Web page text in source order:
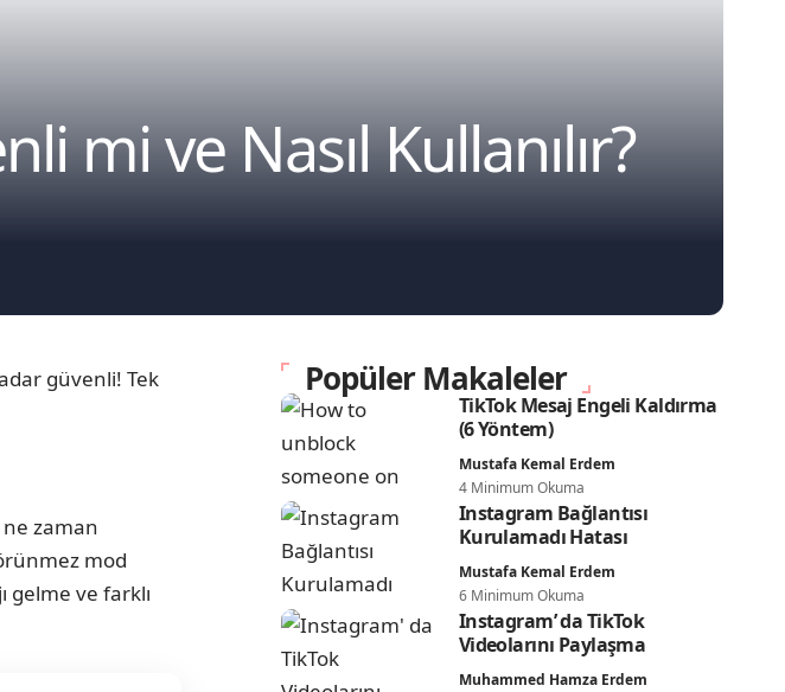
mi ve Nasıl Kullanılır?
güvenli! Tek
zaman
mod
gelme ve farklı
Popüler Makaleler
TikTok Mesaj Engeli Kaldırma
(6 Yöntem)
Mustafa Kemal Erdem
4 Minimum Okuma
Instagram Bağlantısı
Kurulamadı Hatası
Mustafa Kemal Erdem
6 Minimum Okuma
Instagram’ da TikTok
Videolarını Paylaşma
Muhammed Hamza Erdem